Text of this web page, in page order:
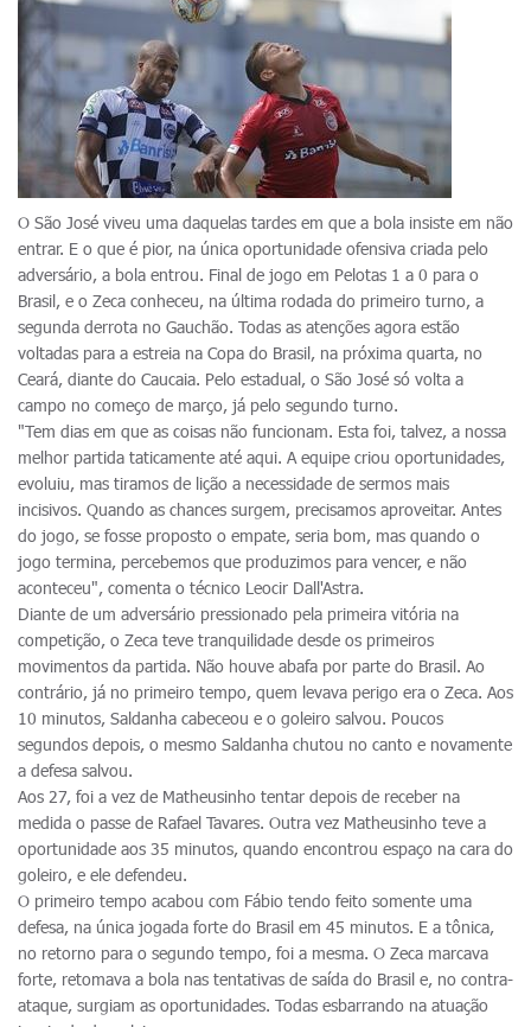
O São José viveu uma daquelas tardes em que a bola insiste em não
entrar. E o que é pior, na única oportunidade ofensiva criada pelo
adversário, a bola entrou. Final de jogo em Pelotas 1 a 0 para o
Brasil, e o Zeca conheceu, na última rodada do primeiro turno, a
segunda derrota no Gauchão. Todas as atenções agora estão
voltadas para a estreia na Copa do Brasil, na próxima quarta, no
Ceará, diante do Caucaia. Pelo estadual, o São José só volta a
campo no começo de março, já pelo segundo turno.
"Tem dias em que as coisas não funcionam. Esta foi, talvez, a nossa
melhor partida taticamente até aqui. A equipe criou oportunidades,
evoluiu, mas tiramos de lição a necessidade de sermos mais
incisivos. Quando as chances surgem, precisamos aproveitar. Antes
do jogo, se fosse proposto o empate, seria bom, mas quando o
jogo termina, percebemos que produzimos para vencer, e não
aconteceu", comenta o técnico Leocir Dall'Astra.
Diante de um adversário pressionado pela primeira vitória na
competição, o Zeca teve tranquilidade desde os primeiros
movimentos da partida. Não houve abafa por parte do Brasil. Ao
contrário, já no primeiro tempo, quem levava perigo era o Zeca. Aos
10 minutos, Saldanha cabeceou e o goleiro salvou. Poucos
segundos depois, o mesmo Saldanha chutou no canto e novamente
a defesa salvou.
Aos 27, foi a vez de Matheusinho tentar depois de receber na
medida o passe de Rafael Tavares. Outra vez Matheusinho teve a
oportunidade aos 35 minutos, quando encontrou espaço na cara do
goleiro, e ele defendeu.
O primeiro tempo acabou com Fábio tendo feito somente uma
defesa, na única jogada forte do Brasil em 45 minutos. E a tônica,
no retorno para o segundo tempo, foi a mesma. O Zeca marcava
forte, retomava a bola nas tentativas de saída do Brasil e, no contra-
ataque, surgiam as oportunidades. Todas esbarrando na atuação